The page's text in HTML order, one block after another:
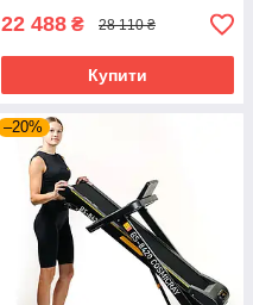
22 488 ₴ 28 110 ₴
Купити
–20%